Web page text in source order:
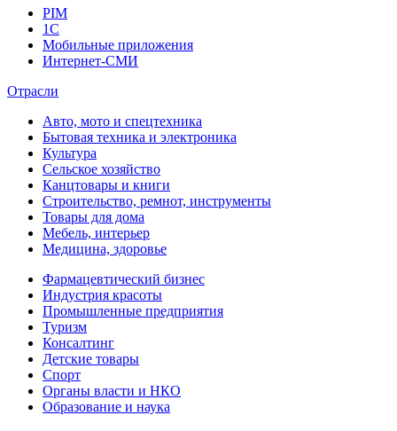
PIM
1C
Мобильные приложения
Интернет-СМИ
Отрасли
Авто, мото и спецтехника
Бытовая техника и электроника
Культура
Сельское хозяйство
Канцтовары и книги
Строительство, ремнот, инструменты
Товары для дома
Мебель, интерьер
Медицина, здоровье
Фармацевтический бизнес
Индустрия красоты
Промышленные предприятия
Туризм
Консалтинг
Детские товары
Спорт
Органы власти и НКО
Образование и наука